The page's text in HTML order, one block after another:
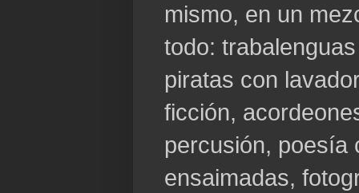
mismo, en un
todo:
piratas con
ficción,
percusión, poesía
ensaimadas,